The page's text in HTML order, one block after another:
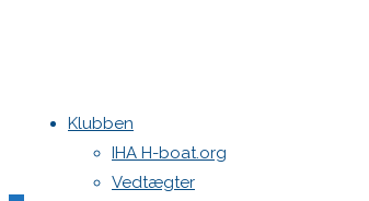
Klubben
IHA H-boat.org
Vedtægter
Home
Nyheder Stævner
Billeder fra DM 2017 i Amtoft